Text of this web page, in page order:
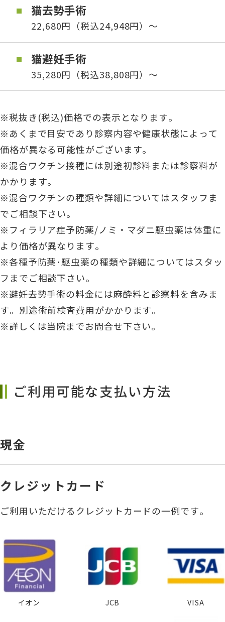
猫去勢手術
22,680円（税込24,948円）～
猫避妊手術
35,280円（税込38,808円）～
※税抜き(税込)価格での表示となります。
※あくまで目安であり診察内容や健康状態によって
価格が異なる可能性がございます。
※混合ワクチン接種には別途初診料または診察料が
かかります。
※混合ワクチンの種類や詳細についてはスタッフま
でご相談下さい。
※フィラリア症予防薬/ノミ・マダニ駆虫薬は体重に
より価格が異なります。
※各種予防薬･駆虫薬の種類や詳細についてはスタッ
フまでご相談下さい。
※避妊去勢手術の料金には麻酔料と診察料を含みま
す。別途術前検査費用がかかります。
※詳しくは当院までお問合せ下さい。
ご利用可能な支払い方法
現金
クレジットカード
ご利用いただけるクレジットカードの一例です。
イオン JCB VISA